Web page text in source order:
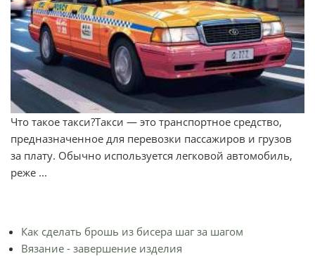
Что такое такси?Такси — это транспортное средство,
предназначенное для перевозки пассажиров и грузов
за плату. Обычно используется легковой автомобиль,
реже ...
Как сделать брошь из бисера шаг за шагом
Вязание - завершение изделия